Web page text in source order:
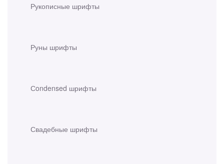
Рукописные шрифты
Руны шрифты
Сondensed шрифты
Свадебные шрифты